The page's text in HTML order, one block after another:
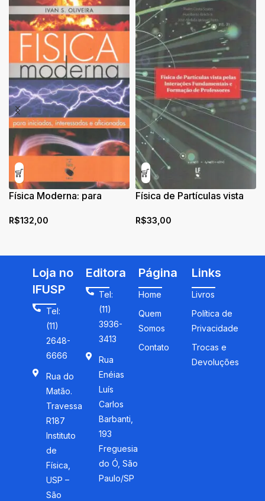
Física Moderna: para
aficionados
R$132,00
Física de Partículas vista
Fundamentais e Formação
R$33,00
Loja no
IFUSP
Tel:
(11)
2648-
6666
Rua do
Matão.
Travessa
R187
Instituto
de
Física,
USP –
São
Editora
Tel:
(11)
3936-
3413
Rua
Enéias
Luís
Carlos
Barbanti,
193
Freguesia
do Ó, São
Paulo/SP
Página
Home
Quem
Somos
Contato
Links
Livros
Política de
Privacidade
Trocas e
Devoluções